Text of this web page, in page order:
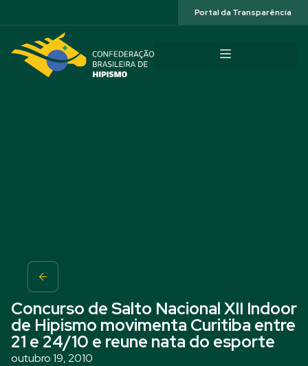
Portal da Transparência
Concurso de Salto Nacional XII Indoor
de Hipismo movimenta Curitiba entre
21 e 24/10 e reune nata do esporte
outubro 19, 2010